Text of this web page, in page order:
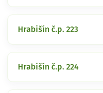
Hrabišín č.p. 223
Hrabišín č.p. 224